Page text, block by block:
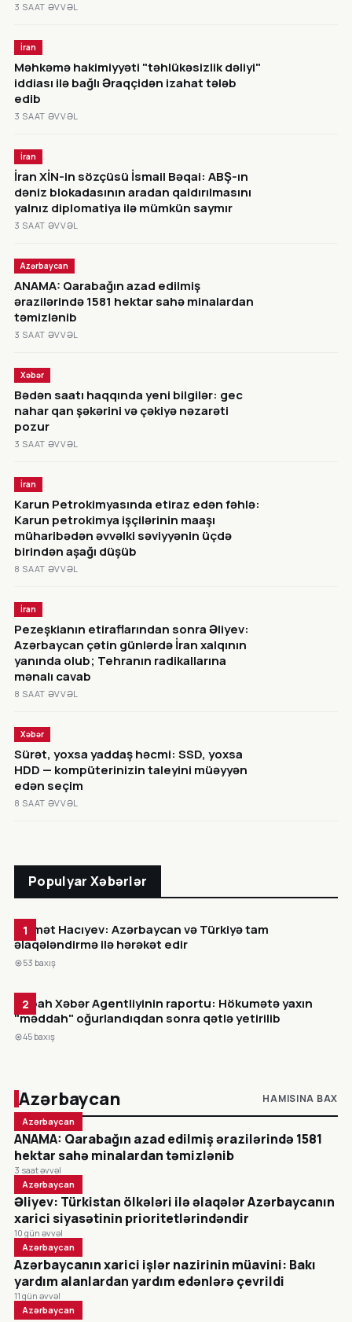
3 SAAT ƏVVƏL
İran
Məhkəmə hakimiyyəti "təhlükəsizlik dəliyi"
iddiası ilə bağlı Əraqçidən izahat tələb
edib
3 SAAT ƏVVƏL
İran
İran XİN-in sözçüsü İsmail Bəqai: ABŞ-ın
dəniz blokadasının aradan qaldırılmasını
yalnız diplomatiya ilə mümkün saymır
3 SAAT ƏVVƏL
Azərbaycan
ANAMA: Qarabağın azad edilmiş
ərazilərində 1581 hektar sahə minalardan
təmizlənib
3 SAAT ƏVVƏL
Xəbər
Bədən saatı haqqında yeni bilgilər: gec
nahar qan şəkərini və çəkiyə nəzarəti
pozur
3 SAAT ƏVVƏL
İran
Karun Petrokimyasında etiraz edən fəhlə:
Karun petrokimya işçilərinin maaşı
müharibədən əvvəlki səviyyənin üçdə
birindən aşağı düşüb
8 SAAT ƏVVƏL
İran
Pezeşkianın etiraflarından sonra Əliyev:
Azərbaycan çətin günlərdə İran xalqının
yanında olub; Tehranın radikallarına
mənalı cavab
8 SAAT ƏVVƏL
Xəbər
Sürət, yoxsa yaddaş həcmi: SSD, yoxsa
HDD — kompüterinizin taleyini müəyyən
edən seçim
8 SAAT ƏVVƏL
Populyar Xəbərlər
1
Hikmət Hacıyev: Azərbaycan və Türkiyə tam
əlaqələndirmə ilə hərəkət edir
53 baxış
2
Sepah Xəbər Agentliyinin raportu: Hökumətə yaxın
"məddah" oğurlandıqdan sonra qətlə yetirilib
45 baxış
Azərbaycan HAMISINA BAX
Azərbaycan
ANAMA: Qarabağın azad edilmiş ərazilərində 1581
hektar sahə minalardan təmizlənib
3 saat əvvəl
Azərbaycan
Əliyev: Türkistan ölkələri ilə əlaqələr Azərbaycanın
xarici siyasətinin prioritetlərindəndir
10 gün əvvəl
Azərbaycan
Azərbaycanın xarici işlər nazirinin müavini: Bakı
yardım alanlardan yardım edənlərə çevrildi
11 gün əvvəl
Azərbaycan